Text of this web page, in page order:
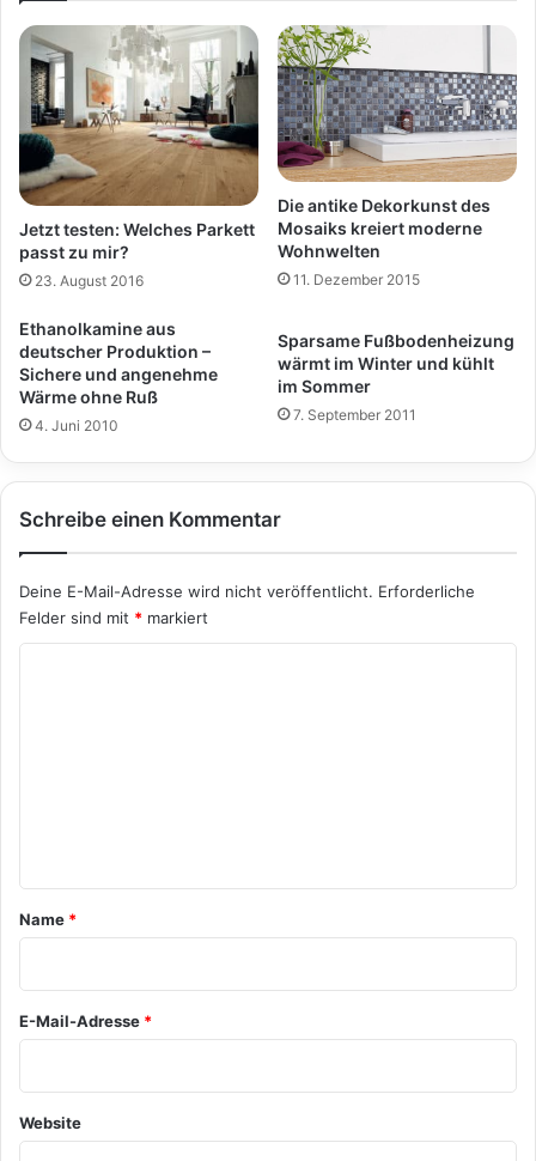
Jetzt testen: Welches Parkett
passt zu mir?
23. August 2016
Die antike Dekorkunst des
Mosaiks kreiert moderne
Wohnwelten
11. Dezember 2015
Ethanolkamine aus
deutscher Produktion –
Sichere und angenehme
Wärme ohne Ruß
4. Juni 2010
Sparsame Fußbodenheizung
wärmt im Winter und kühlt
im Sommer
7. September 2011
Schreibe einen Kommentar
Deine E-Mail-Adresse wird nicht veröffentlicht. Erforderliche
Felder sind mit * markiert
a
*
Name *
E-Mail-Adresse *
Website